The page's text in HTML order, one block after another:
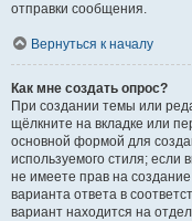
отправки сообщения.
Вернуться к началу
Как мне создать опрос?
При создании темы или
щёлкните на вкладке или
основной формой для
используемого стиля; если
не имеете прав на
варианта ответа в
вариант находится на